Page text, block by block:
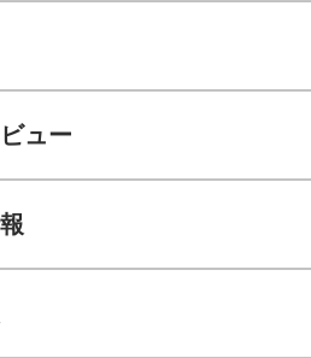
ュー